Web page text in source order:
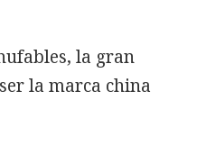
la gran
la marca china